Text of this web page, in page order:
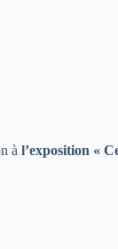
à l’exposition «